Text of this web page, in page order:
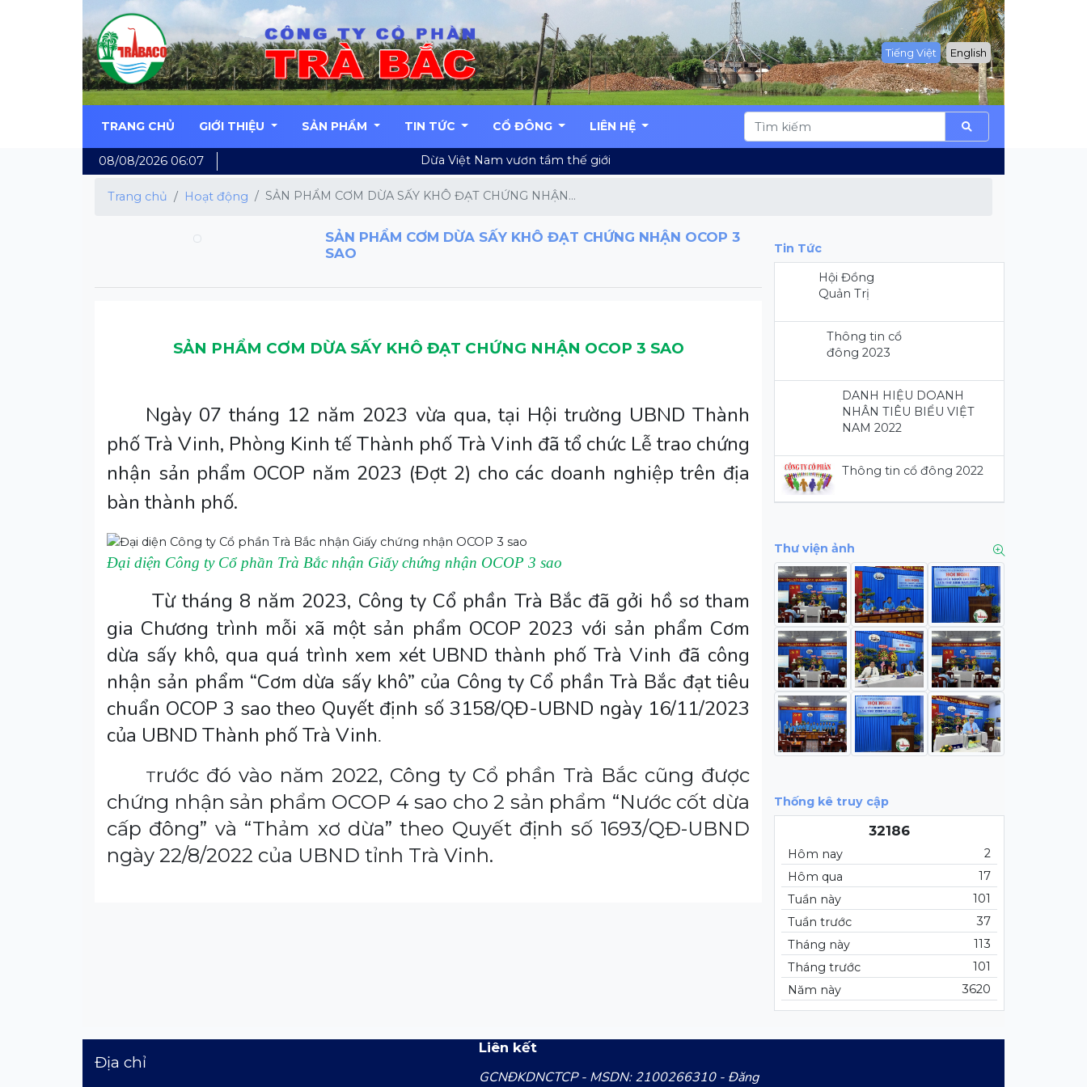
Tiếng Việt English
TRANG CHỦ GIỚI THIỆU SẢN PHẨM TIN TỨC CỔ ĐÔNG LIÊN HỆ
08/08/2026 06:07 Dừa Việt Nam vươn tầm thế giới
Trang chủ Hoạt động SẢN PHẨM CƠM DỪA SẤY KHÔ ĐẠT CHỨNG NHẬN...
SẢN PHẨM CƠM DỪA SẤY KHÔ ĐẠT CHỨNG NHẬN OCOP 3
SAO
SẢN PHẨM CƠM DỪA SẤY KHÔ ĐẠT CHỨNG NHẬN OCOP 3 SAO
Ngày 07 tháng 12 năm 2023 vừa qua, tại Hội trường UBND Thành
phố Trà Vinh, Phòng Kinh tế Thành phố Trà Vinh đã tổ chức Lễ trao chứng
nhận sản phẩm OCOP năm 2023 (Đợt 2) cho các doanh nghiệp trên địa
bàn thành phố.
Đại diện Công ty Cổ phần Trà Bắc nhận Giấy chứng nhận OCOP 3 sao
Từ tháng 8 năm 2023, Công ty Cổ phần Trà Bắc đã gởi hồ sơ tham
gia Chương trình mỗi xã một sản phẩm OCOP 2023 với sản phẩm Cơm
dừa sấy khô, qua quá trình xem xét UBND thành phố Trà Vinh đã công
nhận sản phẩm “Cơm dừa sấy khô” của Công ty Cổ phần Trà Bắc đạt tiêu
chuẩn OCOP 3 sao theo Quyết định số 3158/QĐ-UBND ngày 16/11/2023
của UBND Thành phố Trà Vinh.
Trước đó vào năm 2022, Công ty Cổ phần Trà Bắc cũng được
chứng nhận sản phẩm OCOP 4 sao cho 2 sản phẩm “Nước cốt dừa
cấp đông” và “Thảm xơ dừa” theo Quyết định số 1693/QĐ-UBND
ngày 22/8/2022 của UBND tỉnh Trà Vinh.
Tin Tức
Hội Đồng
Quản Trị
Thông tin cổ
đông 2023
DANH HIỆU DOANH
NHÂN TIÊU BIỂU VIỆT
NAM 2022
Thông tin cổ đông 2022
Thư viện ảnh
Thống kê truy cập
32186
Hôm nay
2
Hôm qua
17
Tuần này
101
Tuần trước
37
Tháng này
113
Tháng trước
101
Năm này
3620
Địa chỉ
Liên kết
GCNĐKDNCTCP - MSDN: 2100266310 - Đăng